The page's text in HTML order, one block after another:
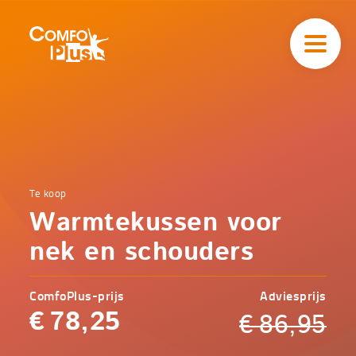
Home
Comfort
Warmtekussen
voor nek en
Comfoplus
-
Te koop
Warmtekussen voor
nek en schouders
ComfoPlus-prijs
€ 78,25
Adviesprijs
€86,95
navigatieComfoPlus